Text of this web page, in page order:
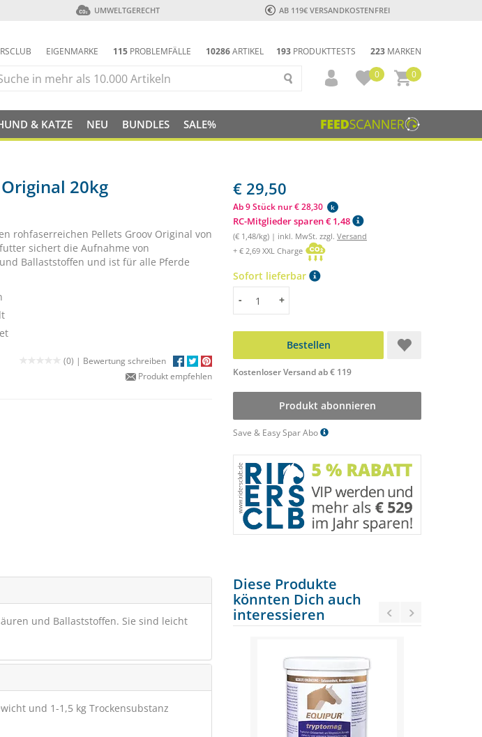
UMWELTGERECHT AB 119€ VERSANDKOSTENFREI
193 PRODUKTTESTS 223 MARKEN
EIGENMARKE 115 PROBLEMFÄLLE 10286ARTIKEL
0
0
& KATZE NEU BUNDLES SALE%
Original 20kg
rohfaserreichen Pellets Groov Original von
sichert die Aufnahme von
Ballaststoffen und ist für alle Pferde
(0) | Bewertung schreiben
Produkt empfehlen
€ 29,50
Ab 9 Stück nur € 28,30 k
RC-Mitglieder sparen € 1,48
(€ 1,48/kg) | inkl. MwSt. zzgl. Versand
+ € 2,69 XXL Charge
Sofort lieferbar
Menge
- +
Bestellen
Kostenloser Versand ab € 119
Produkt abonnieren
Save & Easy Spar Abo
und Ballaststoffen. Sie sind leicht
und 1-1,5 kg Trockensubstanz
Diese Produkte
könnten Dich auch
interessieren